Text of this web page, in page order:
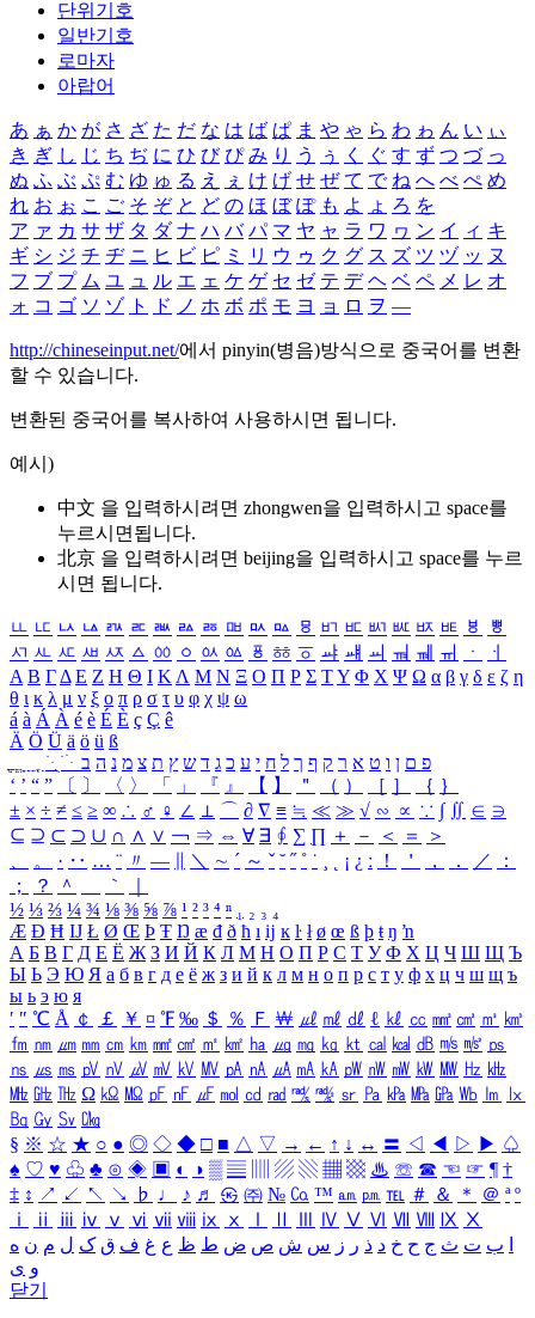
단위기호
일반기호
로마자
아랍어
あ ぁ か が さ ざ た だ な は ば ぱ ま や ゃ ら わ ゎ ん い ぃ
き ぎ し じ ち ぢ に ひ び ぴ み り う ぅ く ぐ す ず つ づ っ
ぬ ふ ぶ ぷ む ゆ ゅ る え ぇ け げ せ ぜ て で ね へ べ ぺ め
れ お ぉ こ ご そ ぞ と ど の ほ ぼ ぽ も よ ょ ろ を
ア ァ カ サ ザ タ ダ ナ ハ バ パ マ ヤ ャ ラ ワ ヮ ン イ ィ キ
ギ シ ジ チ ヂ ニ ヒ ビ ピ ミ リ ウ ゥ ク グ ス ズ ツ ヅ ッ ヌ
フ ブ プ ム ユ ュ ル エ ェ ケ ゲ セ ゼ テ デ ヘ ベ ペ メ レ オ
ォ コ ゴ ソ ゾ ト ド ノ ホ ボ ポ モ ヨ ョ ロ ヲ ―
http://chineseinput.net/에서 pinyin(병음)방식으로 중국어를 변환
할 수 있습니다.
변환된 중국어를 복사하여 사용하시면 됩니다.
예시)
中文 을 입력하시려면 zhongwen을 입력하시고 space를
누르시면됩니다.
北京 을 입력하시려면 beijing을 입력하시고 space를 누르
시면 됩니다.
ㅥ ㅦ ㅧ ㅨ ㅩ ㅪ ㅫ ㅬ ㅭ ㅮ ㅯ ㅰ ㅱ ㅲ ㅳ ㅴ ㅵ ㅶ ㅷ ㅸ
ㅹ
ㅺ ㅻ ㅼ ㅽ ㅾ ㅿ ㆀ ㆁ ㆂ ㆃ ㆄ ㆅ ㆆ ㆇ ㆈ ㆉ ㆊ ㆋ ㆌ ㆍ
ㆎ
Α Β ΓΔ Ε Ζ Η Θ Ι ΚΛ Μ Ν Ξ Ο Π Ρ Σ ΤΥ Φ Χ Ψ Ω α β γ δ ε ζ η
θ ι κ λ μ ν ξ ο π ρ σ τ υ φ χ ψ ω
á à Á À é è É È ç Ç ê
Ä Ö Ü ä ö ü ß
ִֶֹ ֻּ ׁׂ פ ם ן ו ט א ר ק ף ך ל ח י ע כ ג ד ש ץ ת צ מ נ ה ב
‘ ’ “ ” 〔 〕 〈 〉 「 」 『 』 【 】 ＂ （ ） ［ ］ ｛ ｝
± × ÷ ≠ ≤ ≥ ∞ ∴ ♂ ♀ ∠ ⊥ ⌒ ∂ ∇ ≡ ≒ ≪ ≫ √ ∽ ∝ ∵ ∫ ∬ ∈ ∋
⊆ ⊇ ⊂ ⊃ ∪ ∩ ∧ ∨ ￢ ⇒ ⇔ ∀ ∃ ∮ ∑ ∏ ＋ － ＜ ＝
＞
、
。 · ‥ … ¨ 〃 ― ＼ ∼ ´ ～ ˇ ˘ ˝ ˚ ˙ ¸ ¡ ¿ ː ！ ＇ ， ． ／
：
；
？ ＾ ｀
½ ⅓ ⅔ ¼ ¾ ⅛ ⅜ ⅝ ⅞ ¹ ² ³ ⁴ ⁿ ₁ ₂ ₃ ₄
Æ Ð Ħ Ĳ Ł Ø Œ Þ Ŧ Ŋ æ đ ð ħ ı ĳ ĸ ŀ ł ø œ ß þ ŧ ŋ ŉ
А Б В Г Д Е Ё Ж З И Й К Л М Н О П Р С Т У Ф Х Ц Ч Ш Щ Ъ
Ы Ь Э Ю Я а б в г д е ё ж з и й к л м н о п р с т у ф х ц ч ш щ ъ
ы ь э ю я
′ ″ ℃ Å ￠ ￡ ￥ ¤ ℉ ‰ ＄ ％ Ｆ ￦ ㎕ ㎖ ㎗ ℓ ㎘ ㏄ ㎣ ㎤ ㎥ ㎦
㎙ ㎚ ㎛ ㎜ ㎝ ㎞ ㎟ ㎠ ㎡ ㎢ ㏊ ㎍ ㎎ ㎏ ㏏ ㎈ ㎉ ㏈ ㎧ ㎨ ㎰
㎱ ㎲ ㎳ ㎴ ㎵ ㎶ ㎷ ㎸ ㎹ ㎀ ㎁ ㎂ ㎃ ㎄ ㎺ ㎻ ㎽ ㎾ ㎿ ㎐ ㎑
㎒ ㎓ ㎔ Ω ㏀ ㏁ ㎊ ㎋ ㎌ ㏖ ㏅ ㎭ ㎮ ㎯ ㏛ ㎩ ㎪ ㎫ ㎬ ㏝ ㏐
㏓
㏃ ㏉ ㏜ ㏆
§ ※ ☆ ★ ○ ● ◎ ◇ ◆ □ ■ △ ▽ → ← ↑ ↓ ↔ 〓 ◁ ◀ ▷ ▶ ♤
♠ ♡ ♥ ♧ ♣ ⊙ ◈ ▣ ◐ ◑ ▒ ▤ ▨ ▧ ▦ ▩ ♨ ☏ ☎ ☜ ☞ ¶ †
‡ ↕ ↗ ↙ ↖ ↘ ♭ ♩ ♪ ♬ ㉿ ㈜ № ㏇ ™ ㏂ ㏘ ℡ ＃ ＆ ＊ ＠ ª º
ⅰ
ⅱ ⅲ ⅳ ⅴ ⅵ ⅶ ⅷ ⅸ ⅹ Ⅳ Ⅴ Ⅵ Ⅶ Ⅷ Ⅸ Ⅹ
ب ت ث ج ح خ د ذ ر ز س ش ص ض ط ظ ع غ ف ق ک ل م ن ه
و ی
닫기